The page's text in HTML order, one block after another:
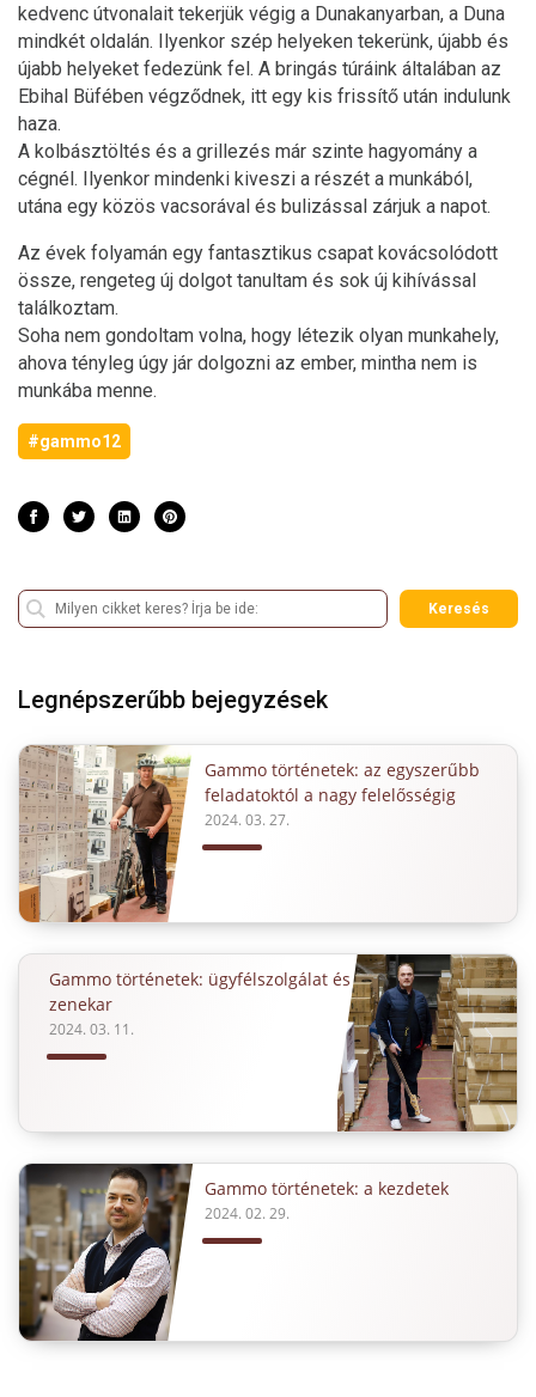
kedvenc útvonalait tekerjük végig a Dunakanyarban, a Duna
mindkét oldalán. Ilyenkor szép helyeken tekerünk, újabb és
újabb helyeket fedezünk fel. A bringás túráink általában az
Ebihal Büfében végződnek, itt egy kis frissítő után indulunk
haza.
A kolbásztöltés és a grillezés már szinte hagyomány a
cégnél. Ilyenkor mindenki kiveszi a részét a munkából,
utána egy közös vacsorával és bulizással zárjuk a napot.
Az évek folyamán egy fantasztikus csapat kovácsolódott
össze, rengeteg új dolgot tanultam és sok új kihívással
találkoztam.
Soha nem gondoltam volna, hogy létezik olyan munkahely,
ahova tényleg úgy jár dolgozni az ember, mintha nem is
munkába menne.
#gammo12
Keresés
Legnépszerűbb bejegyzések
Gammo történetek: az egyszerűbb
feladatoktól a nagy felelősségig
2024. 03. 27.
Gammo történetek: ügyfélszolgálat és
zenekar
2024. 03. 11.
Gammo történetek: a kezdetek
2024. 02. 29.